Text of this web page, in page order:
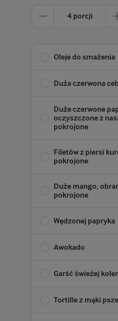
4 porcji
Oleje do smażenia
Duża czerwona
Duże czerwone
oczyszczone z
pokrojone
Filetów z piersi
pokrojone
Duże mango,
pokrojone
Wędzonej papryka
Awokado
Garść świeżej
Tortille z mąki